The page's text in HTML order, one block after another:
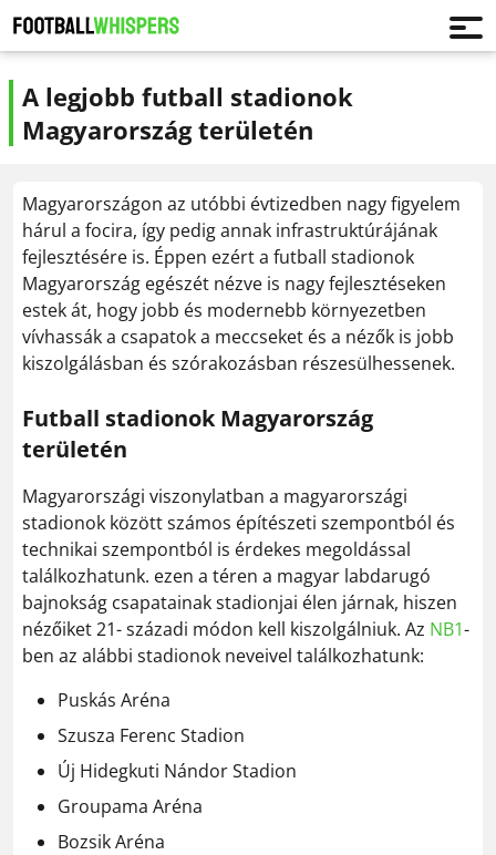
A legjobb futball stadionok
Magyarország területén
Magyarországon az utóbbi évtizedben nagy figyelem
hárul a focira, így pedig annak infrastruktúrájának
fejlesztésére is. Éppen ezért a futball stadionok
Magyarország egészét nézve is nagy fejlesztéseken
estek át, hogy jobb és modernebb környezetben
vívhassák a csapatok a meccseket és a nézők is jobb
kiszolgálásban és szórakozásban részesülhessenek.
Futball stadionok Magyarország
területén
Magyarországi viszonylatban a magyarországi
stadionok között számos építészeti szempontból és
technikai szempontból is érdekes megoldással
találkozhatunk. ezen a téren a magyar labdarugó
bajnokság csapatainak stadionjai élen járnak, hiszen
nézőiket 21- századi módon kell kiszolgálniuk. Az NB1-
ben az alábbi stadionok neveivel találkozhatunk:
Puskás Aréna
Szusza Ferenc Stadion
Új Hidegkuti Nándor Stadion
Groupama Aréna
Bozsik Aréna